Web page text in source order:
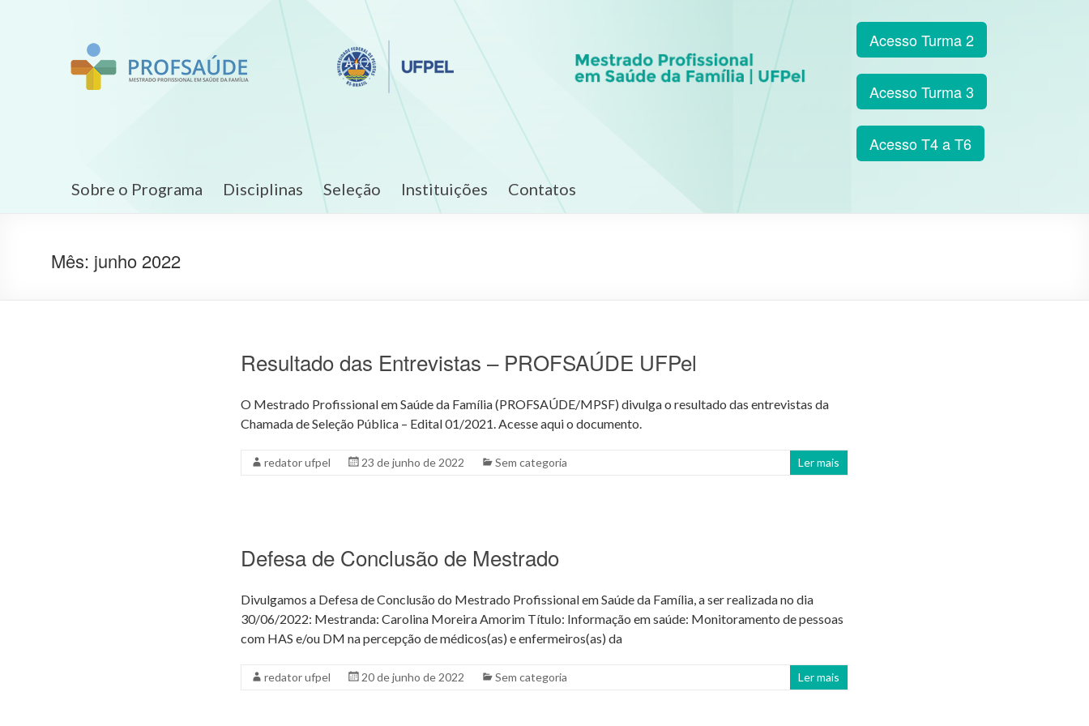
Acesso Turma 2
Acesso Turma 3
Acesso T4 a T6
Sobre o Programa Disciplinas Seleção Instituições Contatos
Mês: junho 2022
Resultado das Entrevistas – PROFSAÚDE UFPel
O Mestrado Profissional em Saúde da Família (PROFSAÚDE/MPSF) divulga o resultado das entrevistas da
Chamada de Seleção Pública – Edital 01/2021. Acesse aqui o documento.
redator ufpel 23 de junho de 2022 Sem categoria Ler mais
Defesa de Conclusão de Mestrado
Divulgamos a Defesa de Conclusão do Mestrado Profissional em Saúde da Família, a ser realizada no dia
30/06/2022: Mestranda: Carolina Moreira Amorim Título: Informação em saúde: Monitoramento de pessoas
com HAS e/ou DM na percepção de médicos(as) e enfermeiros(as) da
redator ufpel 20 de junho de 2022 Sem categoria Ler mais